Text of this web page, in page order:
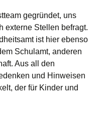
gegründet, uns
externe Stellen befragt.
ist hier ebenso
Schulamt, anderen
Aus all den
und Hinweisen
der für Kinder und